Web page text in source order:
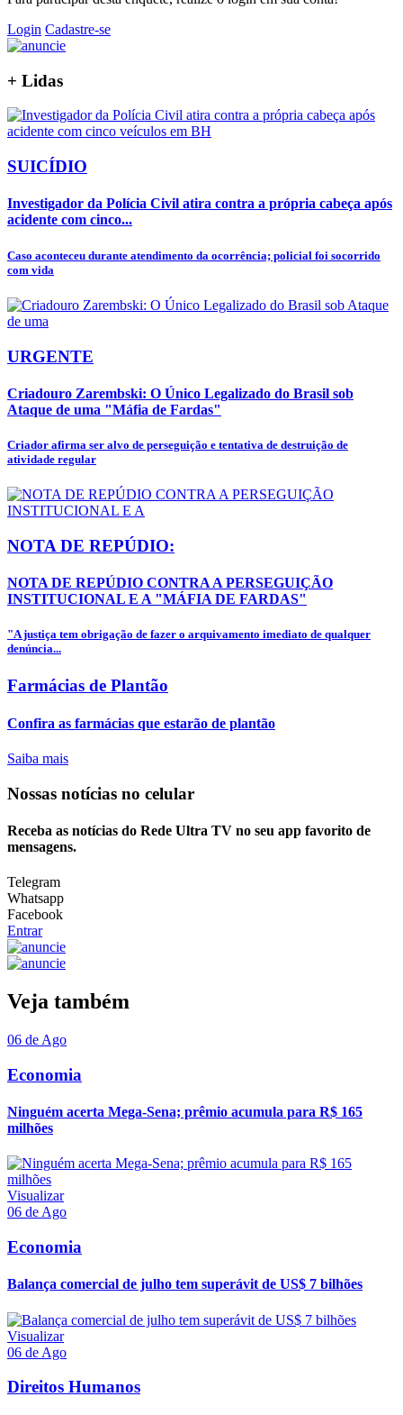
Login Cadastre-se
+ Lidas
SUICÍDIO
Investigador da Polícia Civil atira contra a própria cabeça após
acidente com cinco...
Caso aconteceu durante atendimento da ocorrência; policial foi socorrido
com vida
URGENTE
Criadouro Zarembski: O Único Legalizado do Brasil sob
Ataque de uma "Máfia de Fardas"
Criador afirma ser alvo de perseguição e tentativa de destruição de
atividade regular
NOTA DE REPÚDIO:
NOTA DE REPÚDIO CONTRA A PERSEGUIÇÃO
INSTITUCIONAL E A "MÁFIA DE FARDAS"
"A justiça tem obrigação de fazer o arquivamento imediato de qualquer
denúncia...
Farmácias de Plantão
Confira as farmácias que estarão de plantão
Saiba mais
Nossas notícias no celular
Receba as notícias do Rede Ultra TV no seu app favorito de
mensagens.
Telegram
Whatsapp
Facebook
Entrar
Veja também
06 de Ago
Economia
Ninguém acerta Mega-Sena; prêmio acumula para R$ 165
milhões
Visualizar
06 de Ago
Economia
Balança comercial de julho tem superávit de US$ 7 bilhões
Visualizar
06 de Ago
Direitos Humanos